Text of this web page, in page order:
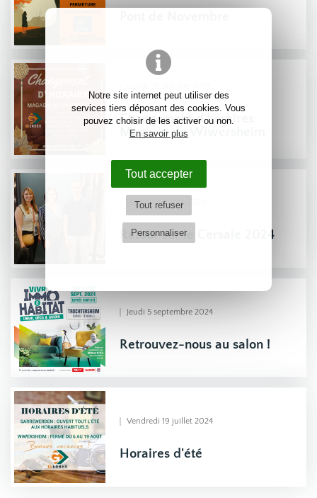
Notre site internet peut utiliser des
services tiers déposant des cookies. Vous
pouvez choisir de les activer ou non.
En savoir plus
Tout accepter
Tout refuser
Personnaliser
Changement d'horaires
Magasin de Wiwersheim
Jeudi 17 octobre 2024
Retour sur le Cersaie 2024
Jeudi 5 septembre 2024
Retrouvez-nous au salon !
Vendredi 19 juillet 2024
Horaires d'été